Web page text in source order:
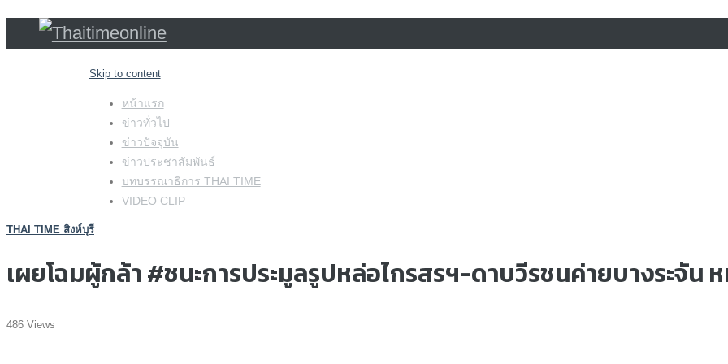
Skip to content
หน้าแรก
ข่าวทั่วไป
ข่าวปัจจุบัน
ข่าวประชาสัมพันธ์
บทบรรณาธิการ THAI TIME
VIDEO CLIP
THAI TIME สิงห์บุรี
เผยโฉมผู้กล้า #ชนะการประมูลรูปหล่อไกรสรฯ-ดาบวีรชนค่ายบางระจัน
486 Views